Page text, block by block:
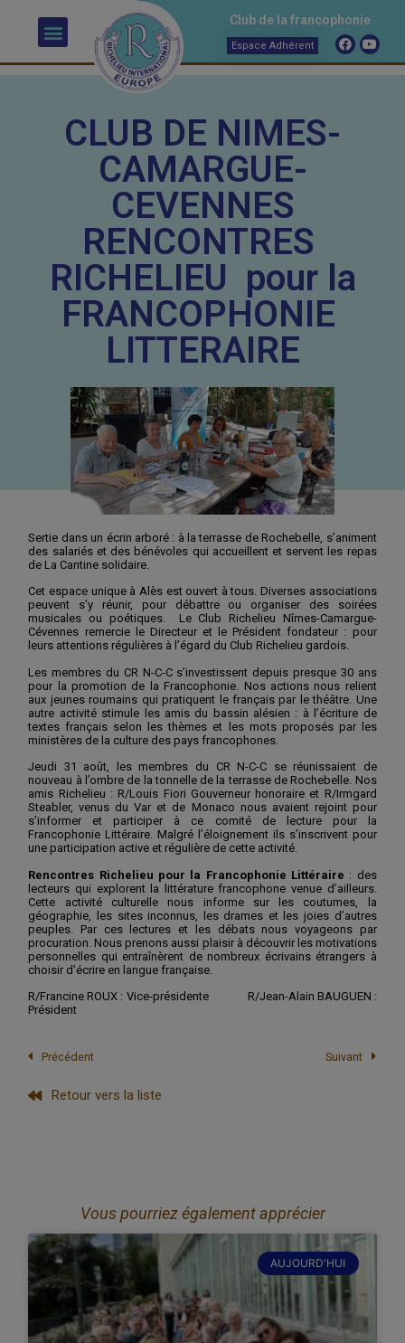
Club de la francophonie
Espace Adhérent
CLUB DE NIMES-
CAMARGUE-
CEVENNES
RENCONTRES
RICHELIEU pour la
FRANCOPHONIE
LITTERAIRE
Sertie dans un écrin arboré : à la terrasse de Rochebelle, s’animent
des salariés et des bénévoles qui accueillent et servent les repas
de La Cantine solidaire.
Cet espace unique à Alès est ouvert à tous. Diverses associations
peuvent s’y réunir, pour débattre ou organiser des soirées
musicales ou poétiques. Le Club Richelieu Nîmes-Camargue-
Cévennes remercie le Directeur et le Président fondateur : pour
leurs attentions régulières à l’égard du Club Richelieu gardois.
Les membres du CR N-C-C s’investissent depuis presque 30 ans
pour la promotion de la Francophonie. Nos actions nous relient
aux jeunes roumains qui pratiquent le français par le théâtre. Une
autre activité stimule les amis du bassin alésien : à l’écriture de
textes français selon les thèmes et les mots proposés par les
ministères de la culture des pays francophones.
Jeudi 31 août, les membres du CR N-C-C se réunissaient de
nouveau à l’ombre de la tonnelle de la terrasse de Rochebelle. Nos
amis Richelieu : R/Louis Fiori Gouverneur honoraire et R/Irmgard
Steabler, venus du Var et de Monaco nous avaient rejoint pour
s’informer et participer à ce comité de lecture pour la
Francophonie Littéraire. Malgré l’éloignement ils s’inscrivent pour
une participation active et régulière de cette activité.
Rencontres Richelieu pour la Francophonie Littéraire : des
lecteurs qui explorent la littérature francophone venue d’ailleurs.
Cette activité culturelle nous informe sur les coutumes, la
géographie, les sites inconnus, les drames et les joies d’autres
peuples. Par ces lectures et les débats nous voyageons par
procuration. Nous prenons aussi plaisir à découvrir les motivations
personnelles qui entraînèrent de nombreux écrivains étrangers à
choisir d’écrire en langue française.
R/Francine ROUX : Vice-présidente R/Jean-Alain BAUGUEN :
Président
Précédent Suivant
Retour vers la liste
Vous pourriez également apprécier
AUJOURD'HUI